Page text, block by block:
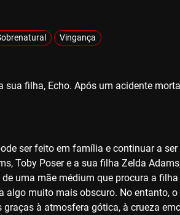
Vingança
filha, Echo. Após um acidente
ser feito em família e continuar a
Toby Poser e a sua filha Zelda
uma mãe médium que procura a
muito mais obscuro. No entanto,
à atmosfera gótica, à crueza